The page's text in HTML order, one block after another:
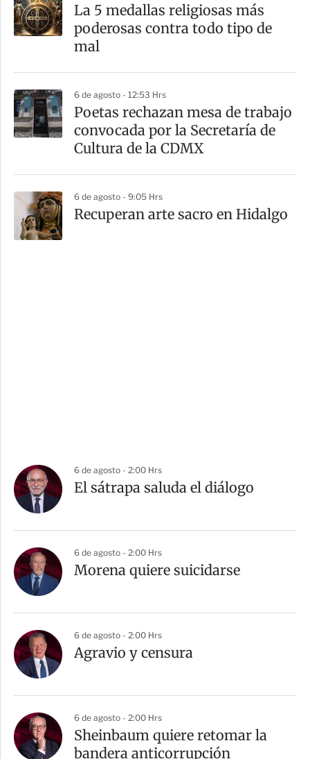
La 5 medallas religiosas más
poderosas contra todo tipo de
mal
6 de agosto - 12:53 Hrs
Poetas rechazan mesa de trabajo
convocada por la Secretaría de
Cultura de la CDMX
6 de agosto - 9:05 Hrs
Recuperan arte sacro en Hidalgo
6 de agosto - 2:00 Hrs
El sátrapa saluda el diálogo
6 de agosto - 2:00 Hrs
Morena quiere suicidarse
6 de agosto - 2:00 Hrs
Agravio y censura
6 de agosto - 2:00 Hrs
Sheinbaum quiere retomar la
bandera anticorrupción